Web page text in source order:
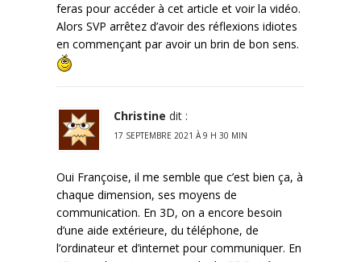
feras pour accéder à cet article et voir la vidéo.
Alors SVP arrêtez d’avoir des réflexions idiotes
en commençant par avoir un brin de bon sens.
Christine dit :
17 SEPTEMBRE 2021 À 9 H 30 MIN
Oui Françoise, il me semble que c’est bien ça, à
chaque dimension, ses moyens de
communication. En 3D, on a encore besoin
d’une aide extérieure, du téléphone, de
l’ordinateur et d’internet pour communiquer. En